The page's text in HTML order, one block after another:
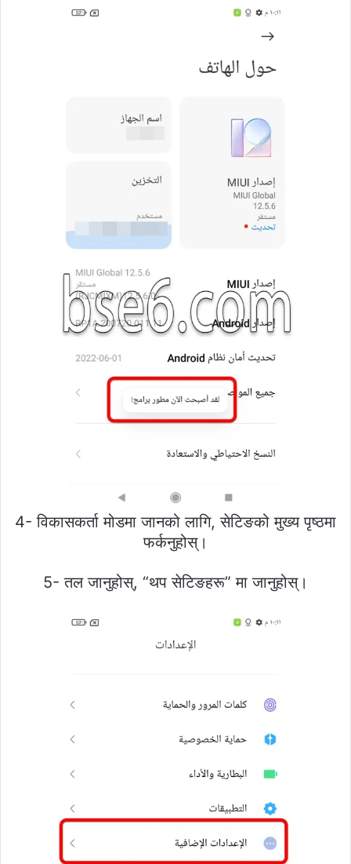
4- विकासकर्ता मोडमा जानको लागि, सेटिङको मुख्य पृष्ठमा
फर्कनुहोस्।
5- तल जानुहोस्, “थप सेटिङहरू” मा जानुहोस्।